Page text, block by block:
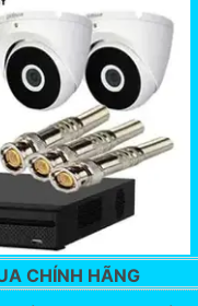
CHÍNH HÃNG